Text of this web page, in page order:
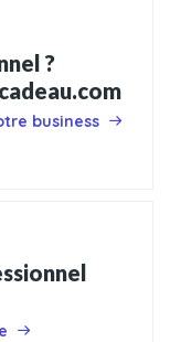
?
business